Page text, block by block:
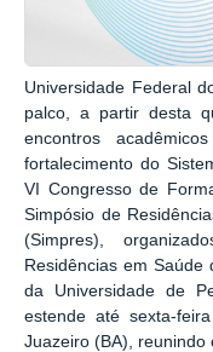
Universidade Federal
palco, a partir desta
encontros
fortalecimento do
VI Congresso de
Simpósio de
(Simpres),
Residências em Saúde
da Universidade de
estende até sexta-
Juazeiro (BA), reunindo